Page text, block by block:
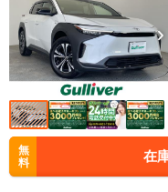
無
料
在